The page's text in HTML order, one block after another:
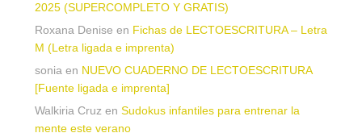
2025 (SUPERCOMPLETO Y GRATIS)
Roxana Denise en Fichas de LECTOESCRITURA – Letra
M (Letra ligada e imprenta)
sonia en NUEVO CUADERNO DE LECTOESCRITURA
[Fuente ligada e imprenta]
Walkiria Cruz en Sudokus infantiles para entrenar la
mente este verano